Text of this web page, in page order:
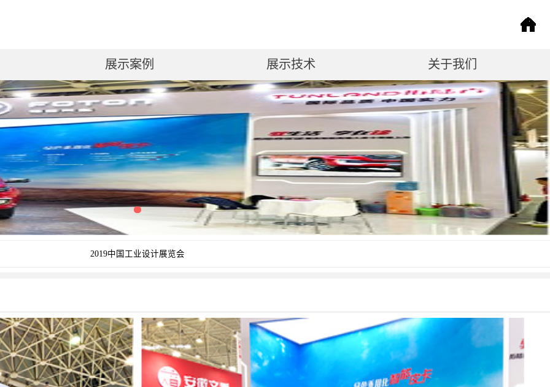
展示案例 展示技术 关于我们
2019中国工业设计展览会